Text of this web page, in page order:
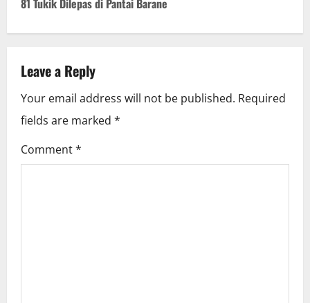
a
v
i
g
81 Tukik Dilepas di Pantai Barane
Leave a Reply
Your email address will not be published. Required
fields are marked *
Comment*